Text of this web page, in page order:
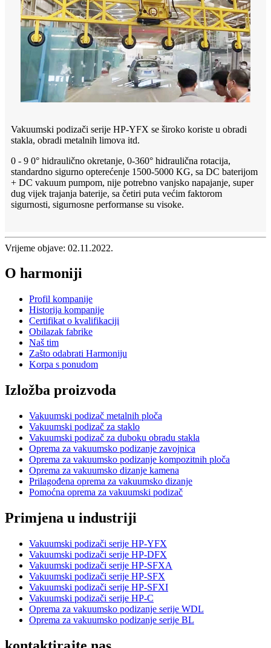
Vakuumski podizači serije HP-YFX se široko koriste u obradi
stakla, obradi metalnih limova itd.
0 - 9 0° hidraulično okretanje, 0-360° hidraulična rotacija,
standardno sigurno opterećenje 1500-5000 KG, sa DC baterijom
+ DC vakuum pumpom, nije potrebno vanjsko napajanje, super
dug vijek trajanja baterije, sa četiri puta većim faktorom
sigurnosti, sigurnosne performanse su visoke.
Vrijeme objave: 02.11.2022.
O harmoniji
Profil kompanije
Historija kompanije
Certifikat o kvalifikaciji
Obilazak fabrike
Naš tim
Zašto odabrati Harmoniju
Korpa s ponudom
Izložba proizvoda
Vakuumski podizač metalnih ploča
Vakuumski podizač za staklo
Vakuumski podizač za duboku obradu stakla
Oprema za vakuumsko podizanje zavojnica
Oprema za vakuumsko podizanje kompozitnih ploča
Oprema za vakuumsko dizanje kamena
Prilagođena oprema za vakuumsko dizanje
Pomoćna oprema za vakuumski podizač
Primjena u industriji
Vakuumski podizači serije HP-YFX
Vakuumski podizači serije HP-DFX
Vakuumski podizači serije HP-SFXA
Vakuumski podizači serije HP-SFX
Vakuumski podizači serije HP-SFXI
Vakuumski podizači serije HP-C
Oprema za vakuumsko podizanje serije WDL
Oprema za vakuumsko podizanje serije BL